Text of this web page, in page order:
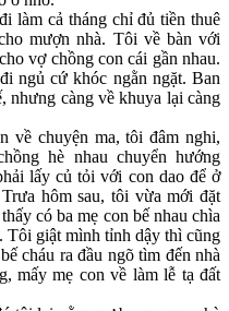
làm cả tháng chỉ đủ tiền thuê
mượn nhà. Tôi về bàn với
vợ chồng con cái gần nhau.
ngủ cứ khóc ngằn ngặt. Ban
nhưng càng về khuya lại càng
về chuyện ma, tôi đâm nghi,
hè nhau chuyển hướng
lấy củ tỏi với con dao để ở
hôm sau, tôi vừa mới đặt
có ba mẹ con bế nhau chìa
giật mình tỉnh dậ‌y th‌ì cũng
cháu ra đầu ngõ tìm đến nhà
mấy mẹ con về làm lễ tạ đất